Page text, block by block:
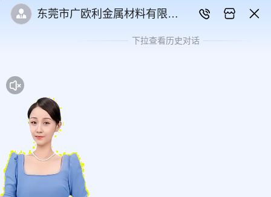
东莞市广欧利金属材料有限公
下拉查看历史对话